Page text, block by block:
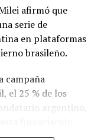
afirmó que
serie de
en plataformas
brasileño.
campaña
el 25 % de los
argentino,